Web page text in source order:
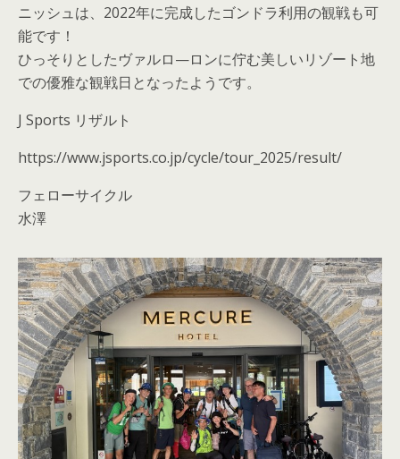
ニッシュは、2022年に完成したゴンドラ利用の観戦も可
能です！
ひっそりとしたヴァルロ—ロンに佇む美しいリゾート地
での優雅な観戦日となったようです。
J Sports リザルト
https://www.jsports.co.jp/cycle/tour_2025/result/
フェローサイクル
水澤